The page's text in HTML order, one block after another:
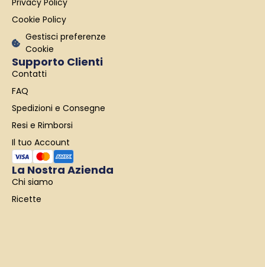
-
f
m
Supporto Clienti
Contatti
FAQ
Spedizioni e Consegne
Resi e Rimborsi
Il tuo Account
Cookie Policy
Gestisci preferenze
Cookie
La Nostra Azienda
Chi siamo
Ricette